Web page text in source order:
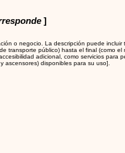
]
o negocio. La descripción puede incluir
transporte público) hasta el final (como el
adicional, como servicios para
ascensores) disponibles para su uso].